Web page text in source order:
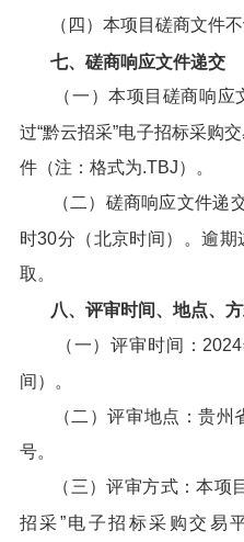
（四）本项目磋商文件不
七、磋商响应文件递交
（一）本项目磋商响
过“黔云招采”电子招标采购
件（注：格式为.TBJ）。
（二）磋商响应文件递
时30分（北京时间）。逾
取。
八、评审时间、地点、
（一）评审时间：
间）。
（二）评审地点：贵
号。
（三）评审方式：本项
招采”电子招标采购交易